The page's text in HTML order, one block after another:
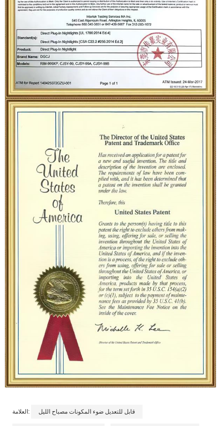
العلامة: قابل للتعديل ضوء المكونات مصباح الليل